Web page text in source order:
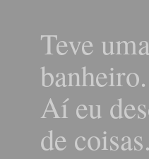
Teve
banheiro.
Aí eu
de coisas.